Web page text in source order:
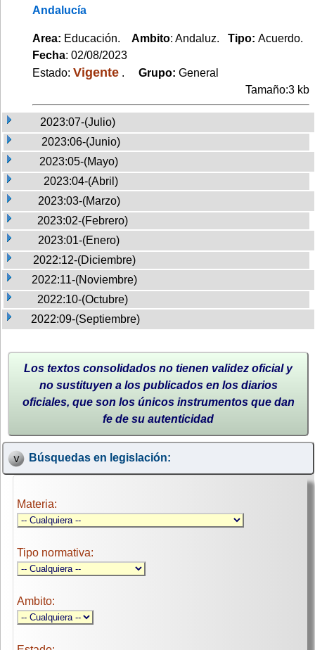
Andalucía
Area: Educación. Ambito: Andaluz. Tipo: Acuerdo.
Fecha: 02/08/2023
Estado: Vigente . Grupo: General
Tamaño:3 kb
2023:07-(Julio)
2023:06-(Junio)
2023:05-(Mayo)
2023:04-(Abril)
2023:03-(Marzo)
2023:02-(Febrero)
2023:01-(Enero)
2022:12-(Diciembre)
2022:11-(Noviembre)
2022:10-(Octubre)
2022:09-(Septiembre)
Los textos consolidados no tienen validez oficial y
no sustituyen a los publicados en los diarios
oficiales, que son los únicos instrumentos que dan
fe de su autenticidad
Búsquedas en legislación:
Materia:
Tipo normativa:
Ambito: